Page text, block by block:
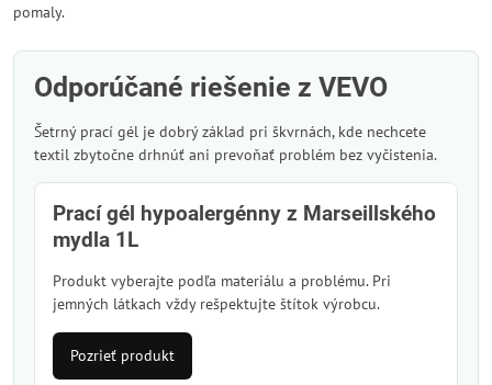
pomaly.
Odporúčané riešenie z VEVO
Šetrný prací gél je dobrý základ pri škvrnách, kde nechcete
textil zbytočne drhnúť ani prevoňať problém bez vyčistenia.
Prací gél hypoalergénny z Marseillského
mydla 1L
Produkt vyberajte podľa materiálu a problému. Pri
jemných látkach vždy rešpektujte štítok výrobcu.
Pozrieť produkt